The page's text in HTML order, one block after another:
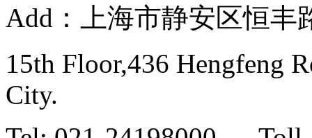
Add：上海市静安区恒丰
15th Floor,436 Hengfeng
City.